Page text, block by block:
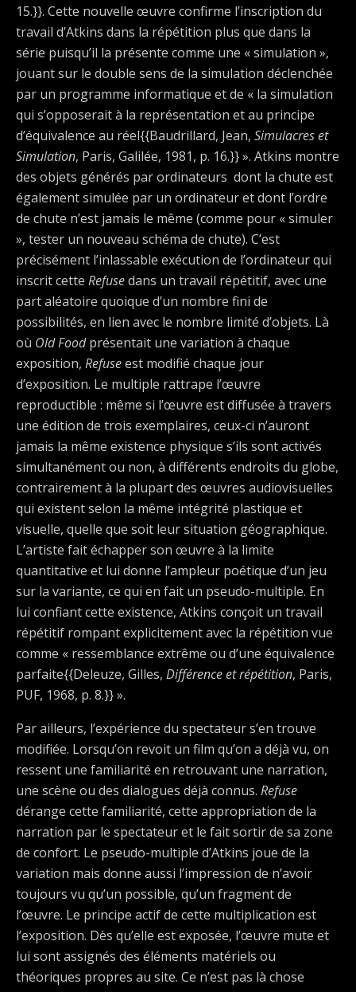
15.}}. Cette nouvelle œuvre confirme l’inscription du
travail d’Atkins dans la répétition plus que dans la
série puisqu’il la présente comme une « simulation »,
jouant sur le double sens de la simulation déclenchée
par un programme informatique et de « la simulation
qui s’opposerait à la représentation et au principe
d’équivalence au réel{{Baudrillard, Jean, Simulacres et
Simulation, Paris, Galilée, 1981, p. 16.}} ». Atkins montre
des objets générés par ordinateurs dont la chute est
également simulée par un ordinateur et dont l’ordre
de chute n’est jamais le même (comme pour « simuler
», tester un nouveau schéma de chute). C’est
précisément l’inlassable exécution de l’ordinateur qui
inscrit cette Refusedans un travail répétitif, avec une
part aléatoire quoique d’un nombre fini de
possibilités, en lien avec le nombre limité d’objets. Là
où Old Foodprésentait une variation à chaque
exposition, Refuseest modifié chaque jour
d’exposition. Le multiple rattrape l’œuvre
reproductible : même si l’œuvre est diffusée à travers
une édition de trois exemplaires, ceux-ci n’auront
jamais la même existence physique s’ils sont activés
simultanément ou non, à différents endroits du globe,
contrairement à la plupart des œuvres audiovisuelles
qui existent selon la même intégrité plastique et
visuelle, quelle que soit leur situation géographique.
L’artiste fait échapper son œuvre à la limite
quantitative et lui donne l’ampleur poétique d’un jeu
sur la variante, ce qui en fait un pseudo-multiple. En
lui confiant cette existence, Atkins conçoit un travail
répétitif rompant explicitement avec la répétition vue
comme « ressemblance extrême ou d’une équivalence
parfaite{{Deleuze, Gilles, Différence et répétition, Paris,
PUF, 1968, p. 8.}} ».
Par ailleurs, l’expérience du spectateur s’en trouve
modifiée. Lorsqu’on revoit un film qu’on a déjà vu, on
ressent une familiarité en retrouvant une narration,
une scène ou des dialogues déjà connus. Refuse
dérange cette familiarité, cette appropriation de la
narration par le spectateur et le fait sortir de sa zone
de confort. Le pseudo-multiple d’Atkins joue de la
variation mais donne aussi l’impression de n’avoir
toujours vu qu’un possible, qu’un fragment de
l’œuvre. Le principe actif de cette multiplication est
l’exposition. Dès qu’elle est exposée, l’œuvre mute et
lui sont assignés des éléments matériels ou
théoriques propres au site. Ce n’est pas là chose